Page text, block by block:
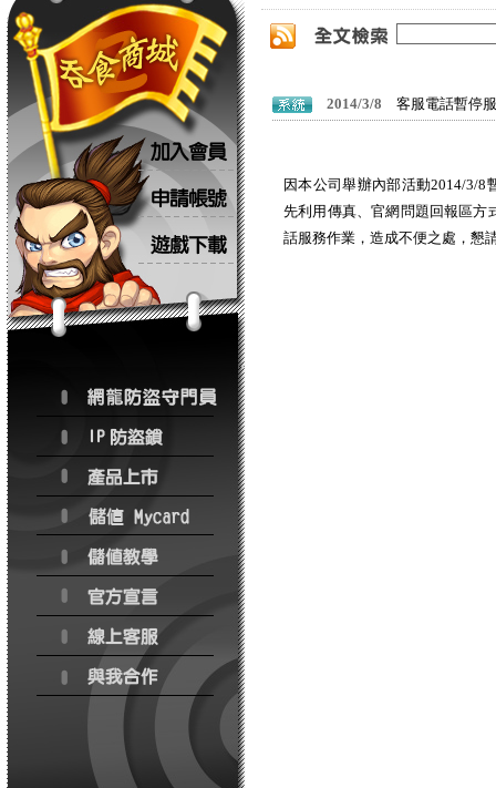
2014/3/8 客服電話暫停
因本公司舉辦內部活動2014/3/
先利用傳真、官網問題回報區方
話服務作業，造成不便之處，懇